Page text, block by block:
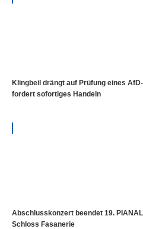
Klingbeil drängt auf Prüfung eines
fordert sofortiges Handeln
Abschlusskonzert beendet 19.
Schloss Fasanerie